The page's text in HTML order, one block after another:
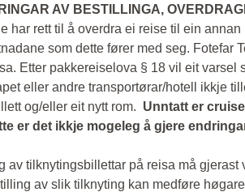
AV BESTILLINGA,
har rett til å overdra ei reise til ein
som dette fører med seg. Fotefar
Etter pakkereiselova § 18 vil eit
eller andre transportørar/hotell ikkje
og/eller eit nytt rom. Unntatt er
er det ikkje mogeleg å gjere
av tilknytingsbillettar på reisa må
av slik tilknyting kan medføre